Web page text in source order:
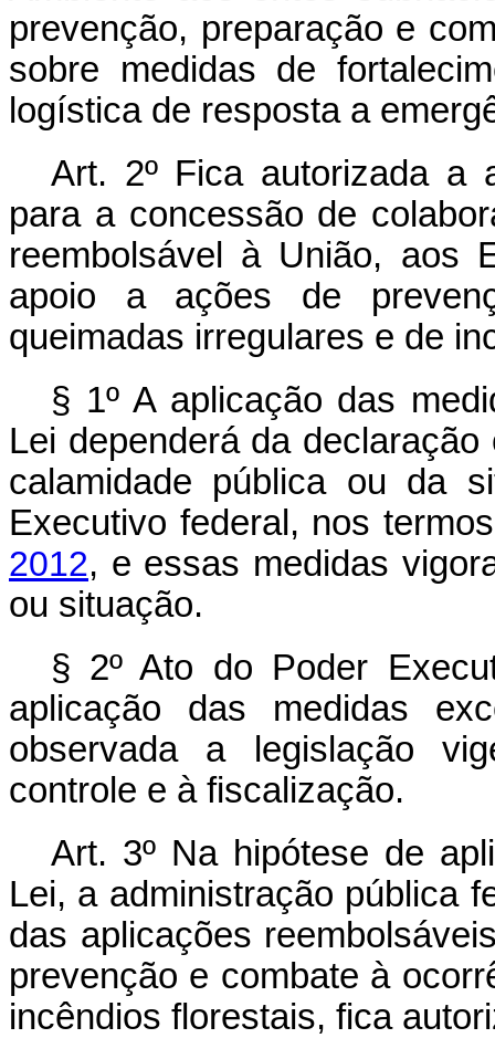
prevenção, preparação e
sobre medidas de
logística de resposta a
Art. 2º Fica autorizada a
para a concessão de
reembolsável à União, aos
apoio a ações de
queimadas irregulares e de
§ 1º A aplicação das
Lei dependerá da
calamidade pública ou da
Executivo federal, nos
2012, e essas medidas
ou situação.
§ 2º Ato do Poder
aplicação das medidas
observada a legislação
controle e à fiscalização.
Art. 3º Na hipótese de
Lei, a administração pública
das aplicações
prevenção e combate à
incêndios florestais, fica